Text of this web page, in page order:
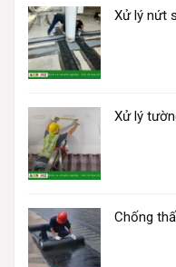
Xử lý nứt
Xử lý
Chống